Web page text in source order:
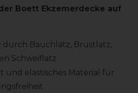
Boett Ekzemerdecke auf
Bauchlatz, Brustlatz,
Schweiflatz
und elastisches Material für